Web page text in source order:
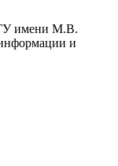
имени М.В.
и